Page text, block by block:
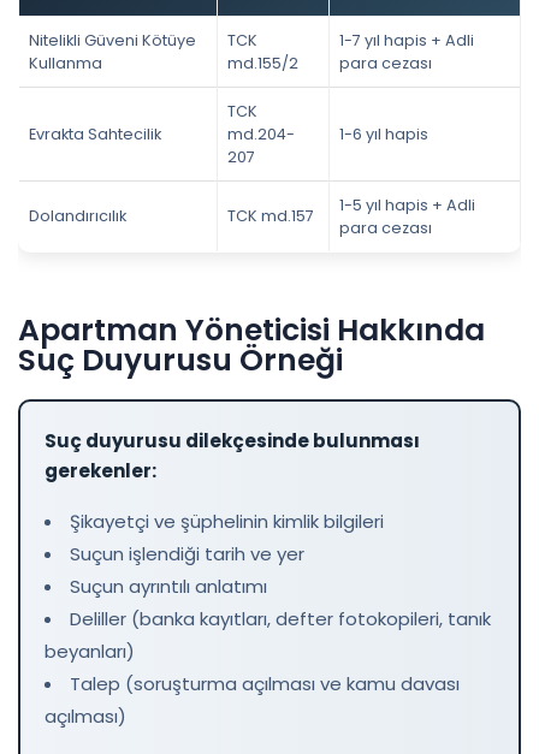
Nitelikli Güveni Kötüye
Kullanma
TCK
md.155/2
1-7 yıl hapis + Adli
para cezası
Evrakta Sahtecilik
TCK
md.204-
207
1-6 yıl hapis
Dolandırıcılık TCK md.157
1-5 yıl hapis + Adli
para cezası
Apartman Yöneticisi Hakkında
Suç Duyurusu Örneği
Suç duyurusu dilekçesinde bulunması
gerekenler:
Şikayetçi ve şüphelinin kimlik bilgileri
Suçun işlendiği tarih ve yer
Suçun ayrıntılı anlatımı
Deliller (banka kayıtları, defter fotokopileri, tanık
beyanları)
Talep (soruşturma açılması ve kamu davası
açılması)